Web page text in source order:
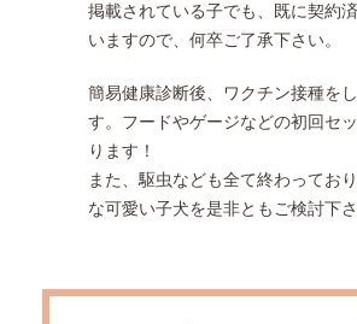
掲載されている子でも、既に契約
いますので、何卒ご了承下さい。
簡易健康診断後、ワクチン接種を
す。フードやゲージなどの初回セ
ります！
また、駆虫なども全て終わってお
な可愛い子犬を是非ともご検討下さ